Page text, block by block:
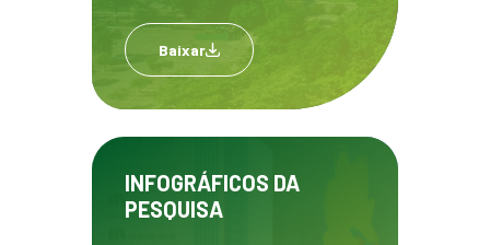
Baixar
INFOGRÁFICOS DA
PESQUISA